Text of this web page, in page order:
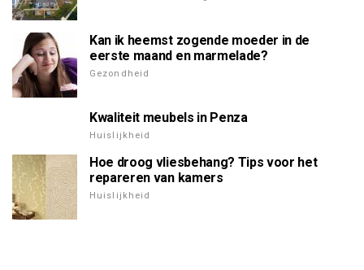
Kan ik heemst zogende moeder in de
eerste maand en marmelade?
Gezondheid
Kwaliteit meubels in Penza
Huislijkheid
Hoe droog vliesbehang? Tips voor het
repareren van kamers
Huislijkheid